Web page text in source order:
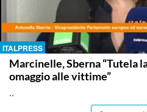
ITALPRESS
Marcinelle, Sberna “Tutela
omaggio alle vittime”
..